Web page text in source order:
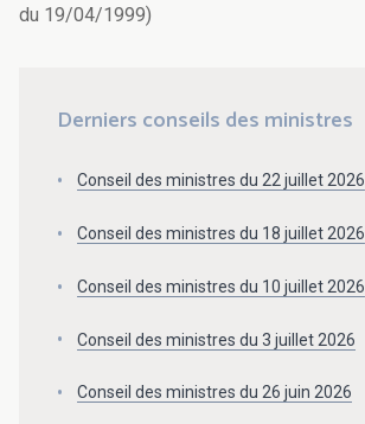
du 19/04/1999)
Derniers conseils des ministres
Conseil des ministres du 22 juillet 2026
Conseil des ministres du 18 juillet 2026
Conseil des ministres du 10 juillet 2026
Conseil des ministres du 3 juillet 2026
Conseil des ministres du 26 juin 2026